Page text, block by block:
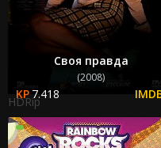
Своя правда
(2008)
7.418
HDRip